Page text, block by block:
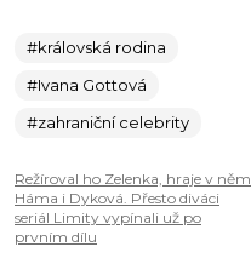
#královská rodina
#Ivana Gottová
#zahraniční celebrity
Režíroval ho Zelenka, hraje v něm
Háma i Dyková. Přesto diváci
seriál Limity vypínali už po
prvním dílu